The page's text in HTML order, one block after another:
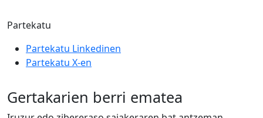
Partekatu
Partekatu Linkedinen
Partekatu X-en
Gertakarien berri ematea